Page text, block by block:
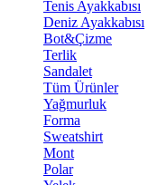
Tenis Ayakkabısı
Deniz Ayakkabısı
Bot&Çizme
Terlik
Sandalet
Tüm Ürünler
Yağmurluk
Forma
Sweatshirt
Mont
Polar